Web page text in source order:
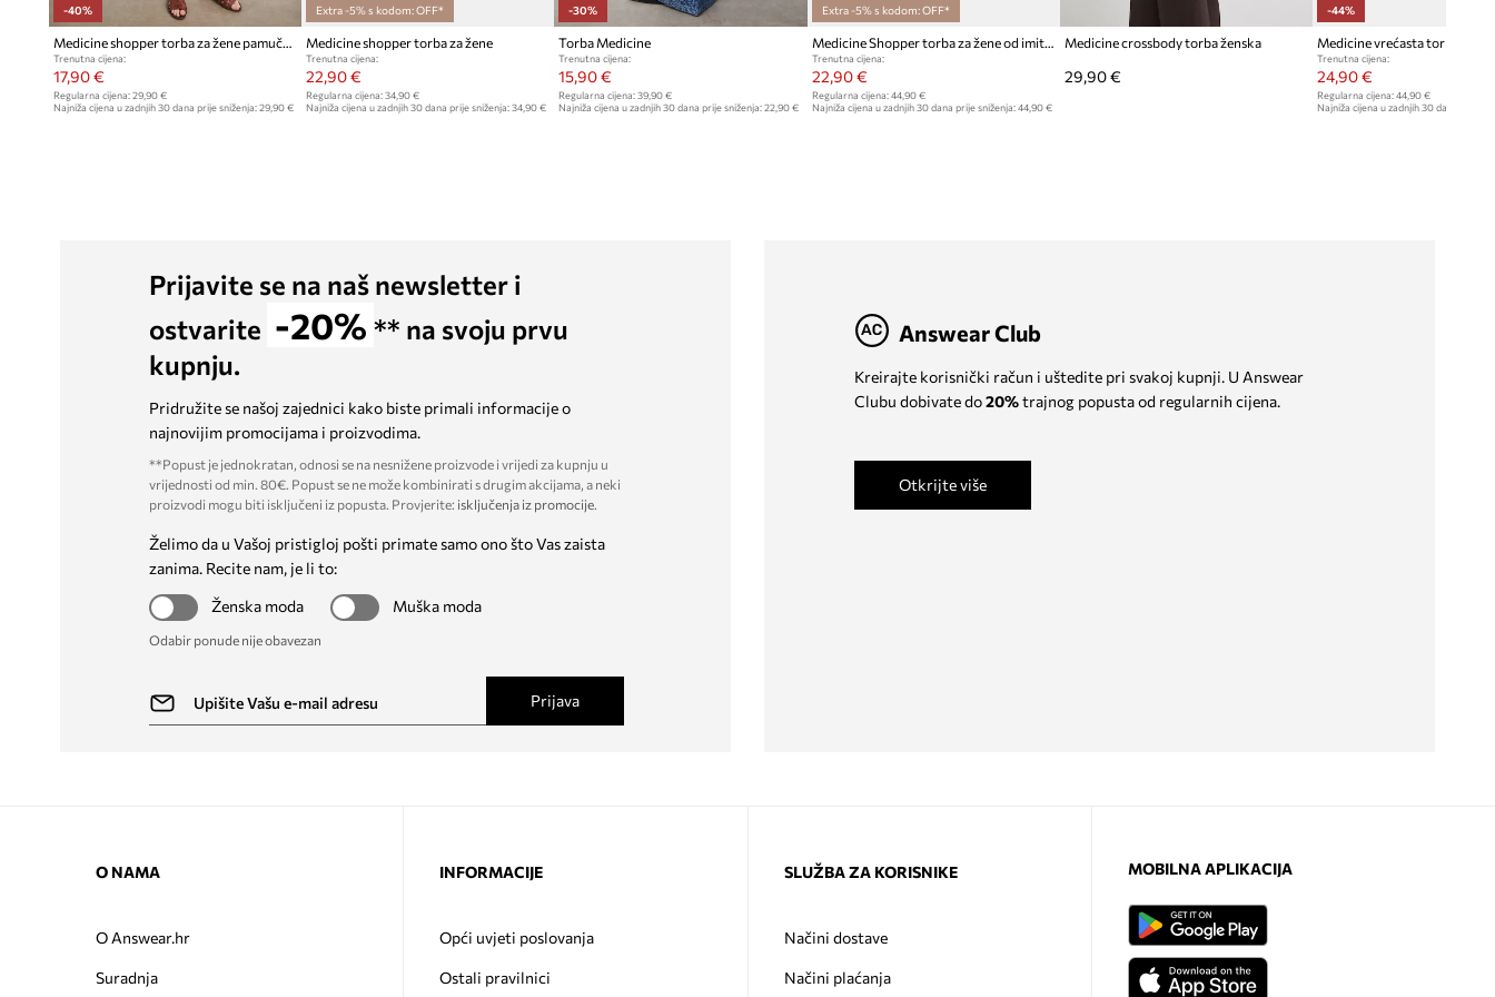
-40%
Medicine shopper torba za žene pamučna
Trenutna cijena:
17,90 €
Regularna cijena: 29,90 €
Najniža cijena u zadnjih 30 dana prije sniženja: 29,90 €
Extra -5% s kodom: OFF*
Medicine shopper torba za žene
Trenutna cijena:
22,90 €
Regularna cijena:34,90 €
Najniža cijena u zadnjih 30 dana prije sniženja:34,90 €
-30%
Torba Medicine
Trenutna cijena:
15,90 €
Regularna cijena: 39,90 €
Najniža cijena u zadnjih 30 dana prije sniženja: 22,90 €
Extra -5% s kodom: OFF*
Medicine Shopper torba za žene od imitacije kože
Trenutna cijena:
22,90 €
Regularna cijena: 44,90 €
Najniža cijena u zadnjih 30 dana prije sniženja: 44,90 €
Medicine crossbody torba ženska
29,90 €
-44%
Medicine vrećasta torba za
Trenutna cijena:
24,90 €
Regularna cijena: 44,90 €
Najniža cijena u zadnjih 30 dana prije
Prijavite se na naš newsletter i
ostvarite -20% ** na svoju prvu
kupnju.
Pridružite se našoj zajednici kako biste primali informacije o
najnovijim promocijama i proizvodima.
**Popust je jednokratan, odnosi se na nesnižene proizvode i vrijedi za kupnju u
vrijednosti od min. 80€. Popust se ne može kombinirati s drugim akcijama, a neki
proizvodi mogu biti isključeni iz popusta. Provjerite: isključenja iz promocije.
Želimo da u Vašoj pristigloj pošti primate samo ono što Vas zaista
zanima. Recite nam, je li to:
Ženska moda
Muška moda
Odabir ponude nije obavezan
Prijava
Answear Club
Kreirajte korisnički račun i uštedite pri svakoj kupnji. U Answear
Clubu dobivate do20%trajnog popusta od regularnih cijena.
Otkrijte više
O NAMA
O Answear.hr
Suradnja
INFORMACIJE
Opći uvjeti poslovanja
Ostali pravilnici
SLUŽBA ZA KORISNIKE
Načini dostave
Načini plaćanja
MOBILNA APLIKACIJA